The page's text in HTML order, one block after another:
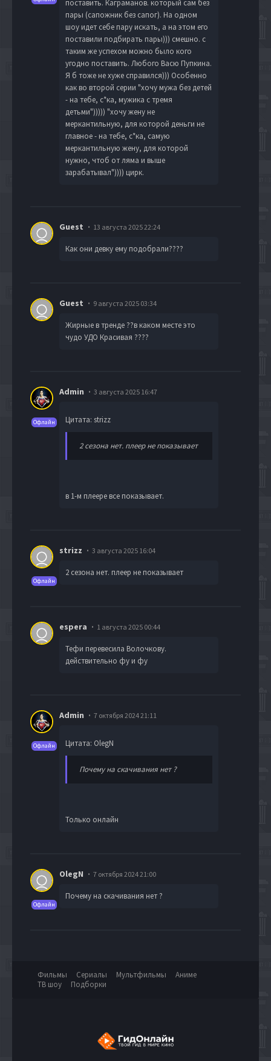
поставить. Каграманов. который сам без
пары (сапожник без сапог). На одном
шоу идет себе пару искать, а на этом его
поставили подбирать пары))) смешно. с
таким же успехом можно было кого
угодно поставить. Любого Васю Пупкина.
Я б тоже не хуже справился))) Особенно
как во второй серии "хочу мужа без детей
- на тебе, с*ка, мужика с тремя
детьми"))))) "хочу жену не
меркантильную, для которой деньги не
главное - на тебе, с*ка, самую
меркантильную жену, для которой
нужно, чтоб от ляма и выше
зарабатывал")))) цирк.
Guest 13 августа 2025 22:24
Как они девку ему подобрали????
Guest 9 августа 2025 03:34
Жирные в тренде ??в каком месте это
чудо УДО Красивая ????
Офлайн
Admin 3 августа 2025 16:47
Цитата: strizz
2 сезона нет. плеер не показывает
в 1-м плеере все показывает.
Офлайн
strizz 3 августа 2025 16:04
2 сезона нет. плеер не показывает
espera 1 августа 2025 00:44
Тефи перевесила Волочкову.
действительно фу и фу
Офлайн
Admin 7 октября 2024 21:11
Цитата: OlegN
Почему на скачивания нет ?
Только онлайн
Офлайн
OlegN 7 октября 2024 21:00
Почему на скачивания нет ?
Фильмы Сериалы Мультфильмы
Аниме
ТВ шоу
Подборки